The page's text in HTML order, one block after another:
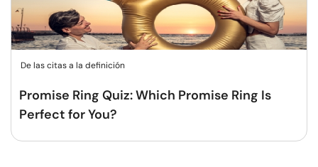
De las citas a la definición
Promise Ring Quiz: Which Promise Ring Is
Perfect for You?